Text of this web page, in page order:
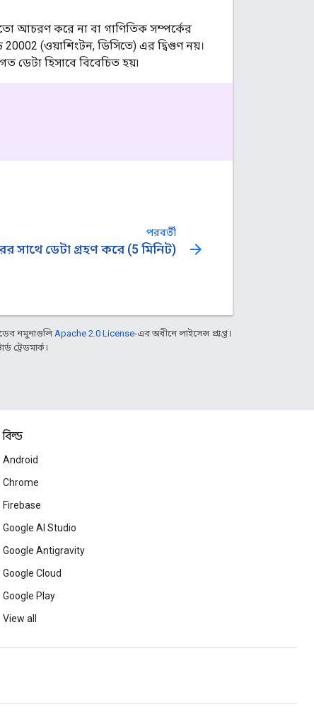
আচরণ করে না বা গাণিতিক সম্পর্কের
(ওয়াশিংটন, ডিসিতে) এর দ্বিগুণ নয়।
ডেটা হিসাবে বিবেচিত হয়৷
পরবর্তী
সাথে ডেটা গ্রহণ করে (5 মিনিট) arrow_forward
নমুনাগুলিApache 2.0 License-এর অধীনে লাইসেন্স প্রাপ্ত।
ট্রেডমার্ক।
বিল্ড
Android
Chrome
Firebase
Google AI Studio
Google Antigravity
Google Cloud
Google Play
View all